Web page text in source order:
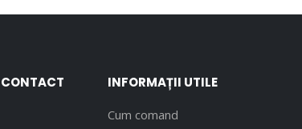
INFORMAȚII UTILE
Cum comand